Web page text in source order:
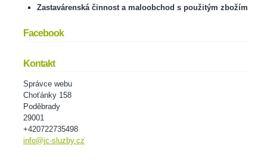
Zastavárenská činnost a maloobchod s použitým zbožím
Facebook
Kontakt
Správce webu
Choťánky 158
Poděbrady
29001
+420722735498
info@jc-sluzby.cz